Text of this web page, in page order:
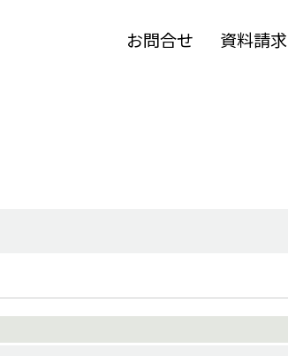
お問合せ 資料請求